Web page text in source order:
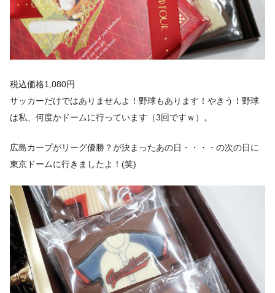
税込価格1,080円
サッカーだけではありませんよ！野球もあります！やきう！野球
は私、何度かドームに行っています（3回ですｗ）。
広島カープがリーグ優勝？が決まったあの日・・・・の次の日に
東京ドームに行きましたよ！(笑)